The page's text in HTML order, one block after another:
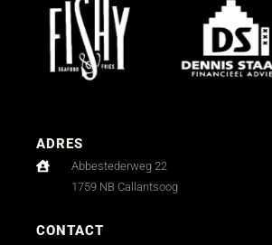
ADRES
Abbestederweg 22
1759 NB Callantsoog
CONTACT